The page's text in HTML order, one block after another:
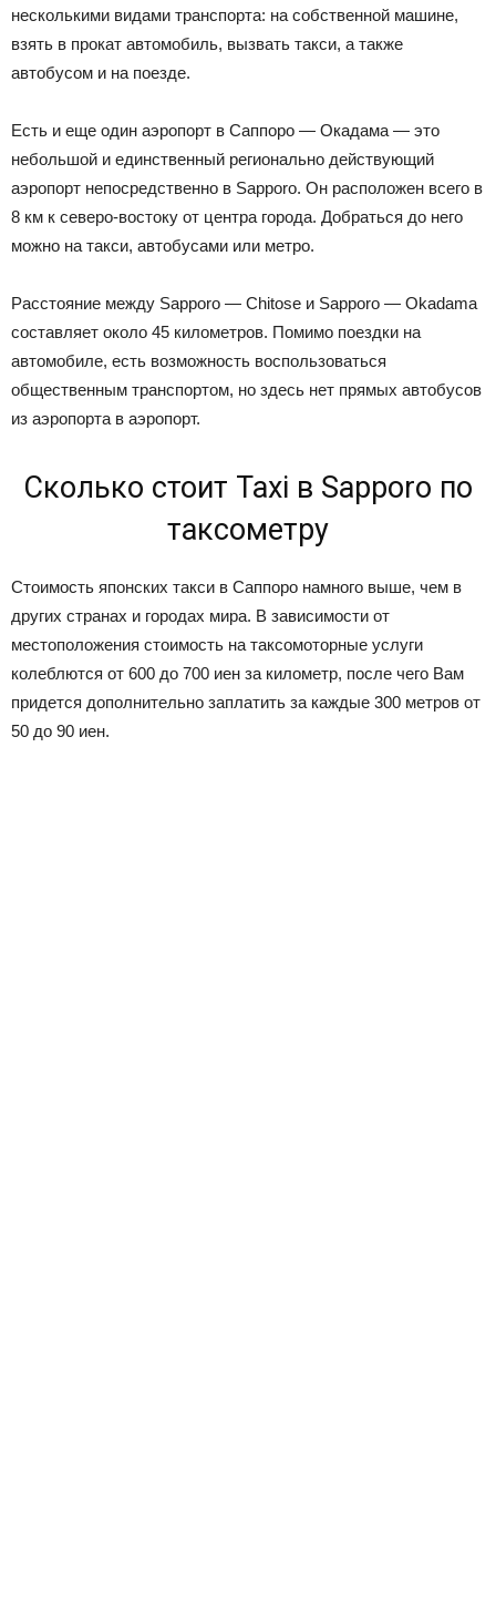
несколькими видами транспорта: на собственной машине,
взять в прокат автомобиль, вызвать такси, а также
автобусом и на поезде.
Есть и еще один аэропорт в Саппоро — Окадама — это
небольшой и единственный регионально действующий
аэропорт непосредственно в Sapporo. Он расположен всего в
8 км к северо-востоку от центра города. Добраться до него
можно на такси, автобусами или метро.
Расстояние между Sapporo — Chitose и Sapporo — Okadama
составляет около 45 километров. Помимо поездки на
автомобиле, есть возможность воспользоваться
общественным транспортом, но здесь нет прямых автобусов
из аэропорта в аэропорт.
Сколько стоит Taxi в Sapporo по
таксометру
Стоимость японских такси в Саппоро намного выше, чем в
других странах и городах мира. В зависимости от
местоположения стоимость на таксомоторные услуги
колеблются от 600 до 700 иен за километр, после чего Вам
придется дополнительно заплатить за каждые 300 метров от
50 до 90 иен.